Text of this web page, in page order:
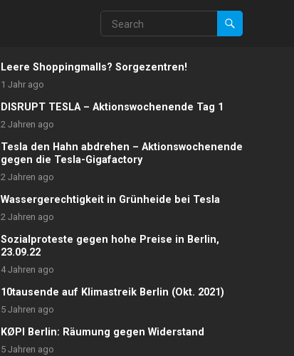
Leere Shoppingmalls? Sorgezentren!
1 Jahr ago
DISRUPT TESLA – Aktionswochenende Tag 1
2 Jahren ago
Tesla den Hahn abdrehen – Aktionswochenende
gegen die Tesla-Gigafactory
2 Jahren ago
Wassergerechtigkeit in Grünheide bei Tesla
2 Jahren ago
Sozialproteste gegen hohe Preise in Berlin,
23.09.22
4 Jahren ago
10tausende auf Klimastreik Berlin (Okt. 2021)
5 Jahren ago
KØPI Berlin: Räumung gegen Widerstand
5 Jahren ago